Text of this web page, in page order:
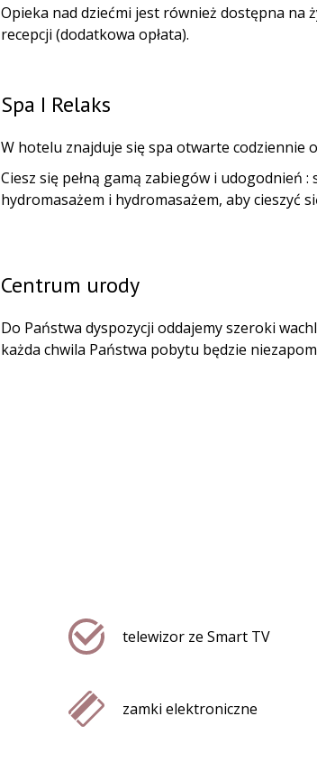
Opieka nad dziećmi jest również dostępna na
recepcji (dodatkowa opłata).
Spa I Relaks
W hotelu znajduje się spa otwarte codziennie
Ciesz się pełną gamą zabiegów i udogodnień
hydromasażem i hydromasażem, aby cieszyć
Centrum urody
Do Państwa dyspozycji oddajemy szeroki
każda chwila Państwa pobytu będzie
telewizor ze Smart TV
zamki elektroniczne